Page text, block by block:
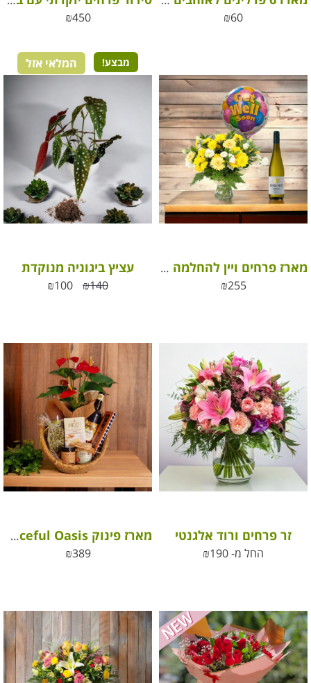
₪60
₪450
מארז פרחים ויין להחלמה מהירה
₪255
מבצע! המלאי אזל
עציץ ביגוניה מנוקדת
₪140
₪100
זר פרחים ורוד אלגנטי
החל מ- ₪190
מארז פינוק box Peaceful Oasis
₪389